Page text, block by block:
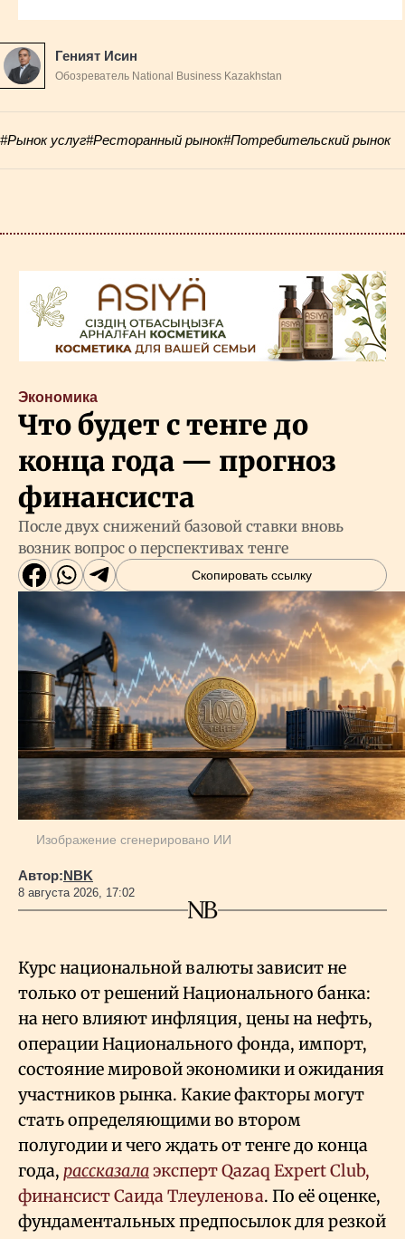
Геният Исин
Обозреватель National Business Kazakhstan
#Рынок услуг#Ресторанный рынок#Потребительский рынок
Экономика
Что будет с тенге до
конца года — прогноз
финансиста
После двух снижений базовой ставки вновь
возник вопрос о перспективах тенге
Скопировать ссылку
Изображение сгенерировано ИИ
Автор:NBK
8 августа 2026, 17:02
Курс национальной валюты зависит не
только от решений Национального банка:
на него влияют инфляция, цены на нефть,
операции Национального фонда, импорт,
состояние мировой экономики и ожидания
участников рынка. Какие факторы могут
стать определяющими во втором
полугодии и чего ждать от тенге до конца
года, рассказалаэксперт Qazaq Expert Club,
финансист Саида Тлеуленова. По её оценке,
фундаментальных предпосылок для резкой